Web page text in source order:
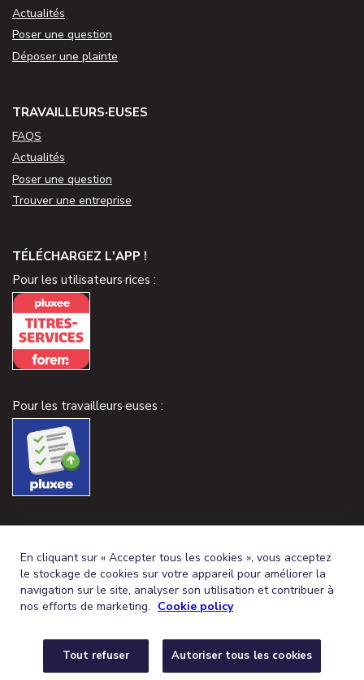
Actualités
Poser une question
Déposer une plainte
TRAVAILLEURS·EUSES
FAQS
Actualités
Poser une question
Trouver une entreprise
TÉLÉCHARGEZ L'APP !
Pour les utilisateurs·rices :
Pour les travailleurs·euses :
FRENCH (BELGIUM)
DEDEUTSCH (BELGIEN)
En cliquant sur « Accepter tous les cookies », vous acceptez
le stockage de cookies sur votre appareil pour améliorer la
navigation sur le site, analyser son utilisation et contribuer à
nos efforts de marketing. Cookie policy
Tout refuser Autoriser tous les cookies